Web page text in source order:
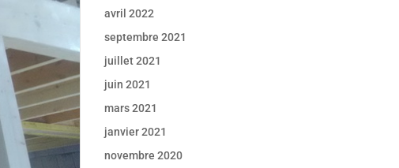
avril 2022
septembre 2021
juillet 2021
juin 2021
mars 2021
janvier 2021
novembre 2020